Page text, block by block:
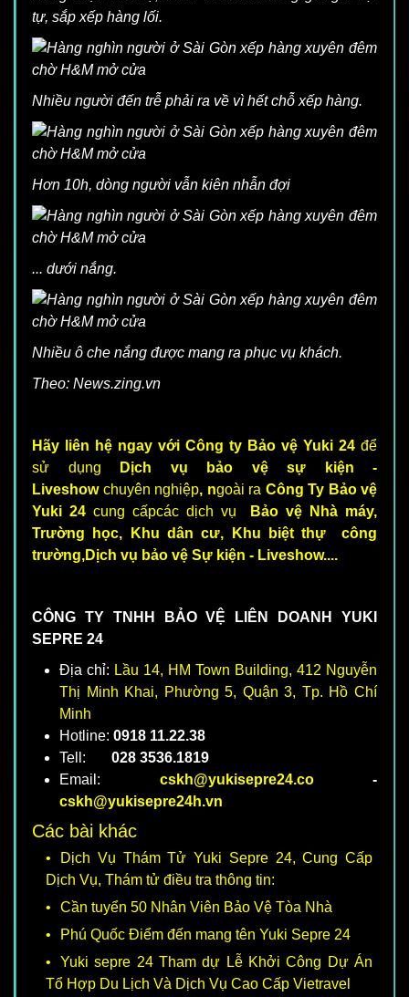
tự, sắp xếp hàng lối.
Nhiều người đến trễ phải ra về vì hết chỗ xếp hàng.
Hơn 10h, dòng người vẫn kiên nhẫn đợi
... dưới nắng.
Nhiều ô che nắng được mang ra phục vụ khách.
Theo: News.zing.vn
Hãy liên hệ ngay với Công ty Bảo vệ Yuki 24 để
sử dụng
Dịch vụ bảo vệ sự kiện -
Liveshow chuyên nghiệp, ngoài ra Công Ty Bảo vệ
Yuki 24 cung cấpcác dịch vụ Bảo vệ Nhà máy,
Trường học, Khu dân cư, Khu biệt thự công
trường,Dịch vụ bảo vệ Sự kiện - Liveshow....
CÔNG TY TNHH BẢO VỆ LIÊN DOANH YUKI
SEPRE 24
Địa chỉ: Lầu 14, HM Town Building, 412 Nguyễn
Thị Minh Khai, Phường 5, Quận 3, Tp. Hồ Chí
Minh
Hotline: 0918 11.22.38
Tell:
028 3536.1819
Email:
cskh@yukisepre24.co-
cskh@yukisepre24h.vn
Các bài khác
Dịch Vụ Thám Tử Yuki Sepre 24, Cung Cấp
Dịch Vụ, Thám tử điều tra thông tin:
Cần tuyển 50 Nhân Viên Bảo Vệ Tòa Nhà
Phú Quốc Điểm đến mang tên Yuki Sepre 24
Yuki sepre 24 Tham dự Lễ Khởi Công Dự Án
Tổ Hợp Du Lịch Và Dịch Vụ Cao Cấp Vietravel